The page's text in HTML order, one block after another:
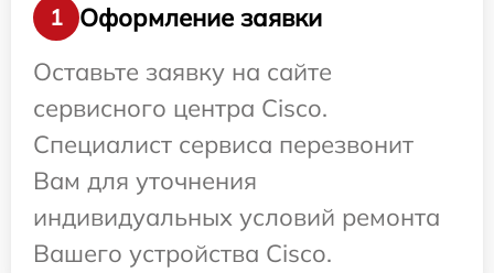
1
Оформление заявки
Оставьте заявку на сайте
сервисного центра Cisco.
Специалист сервиса перезвонит
Вам для уточнения
индивидуальных условий ремонта
Вашего устройства Cisco.